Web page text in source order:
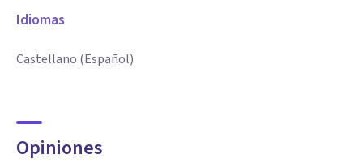
Idiomas
Castellano (Español)
Opiniones